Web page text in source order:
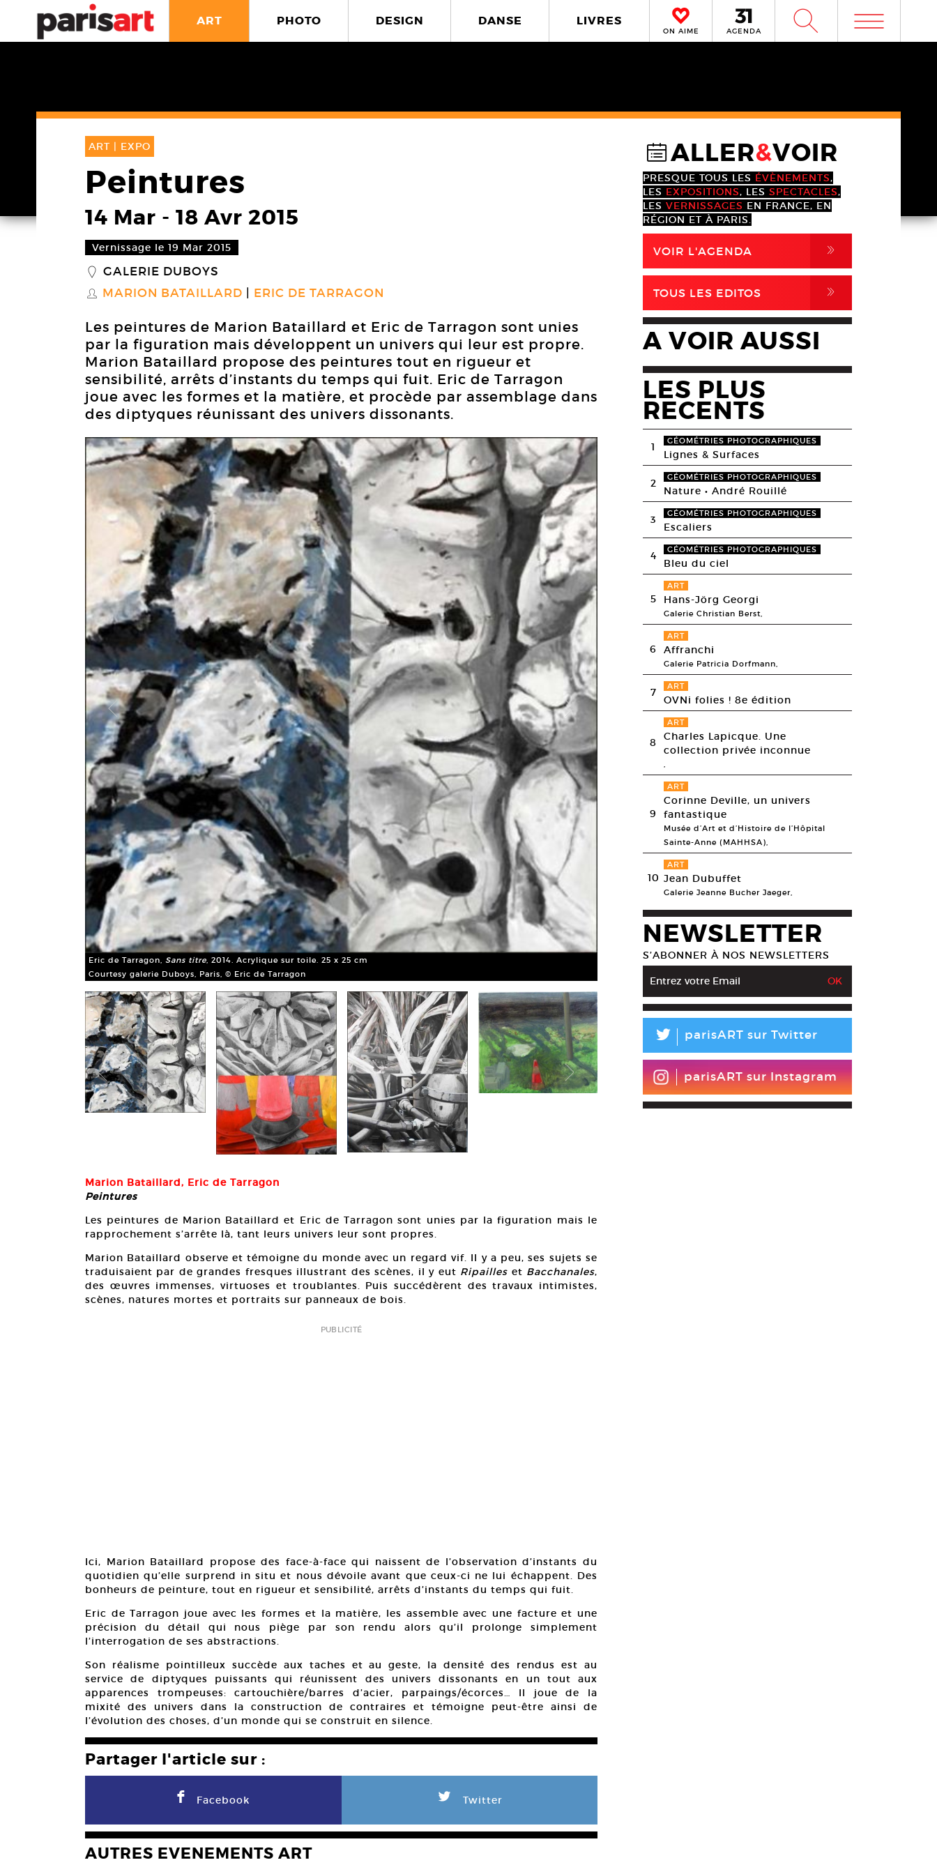
ART PHOTO DESIGN DANSE LIVRES
ON AIME AGENDA W m
ART | EXPO
Peintures
14 Mar - 18 Avr 2015
Vernissage le 19 Mar 2015
_ GALERIE DUBOYS
S MARION BATAILLARD ERIC DE TARRAGON
Les peintures de Marion Bataillard et Eric de Tarragon sont unies
par la figuration mais développent un univers qui leur est propre.
Marion Bataillard propose des peintures tout en rigueur et
sensibilité, arrêts d’instants du temps qui fuit. Eric de Tarragon
joue avec les formes et la matière, et procède par assemblage dans
des diptyques réunissant des univers dissonants.
Eric de Tarragon, Sans titre , 2014. Acrylique sur toile. 25 x 25 cm
Courtesy galerie Duboys, Paris, © Eric de Tarragon
Marion Bataillard, Eric de Tarragon
Peintures
Les peintures de Marion Bataillard et Eric de Tarragon sont unies par la figuration mais le
rapprochement s’arrête là, tant leurs univers leur sont propres.
Marion Bataillard observe et témoigne du monde avec un regard vif. Il y a peu, ses sujets se
traduisaient par de grandes fresques illustrant des scènes, il y eut Ripailles et Bacchanales,
des œuvres immenses, virtuoses et troublantes. Puis succédèrent des travaux intimistes,
scènes, natures mortes et portraits sur panneaux de bois.
PUBLICITÉ
Ici, Marion Bataillard propose des face-à-face qui naissent de l’observation d’instants du
quotidien qu’elle surprend in situ et nous dévoile avant que ceux-ci ne lui échappent. Des
bonheurs de peinture, tout en rigueur et sensibilité, arrêts d’instants du temps qui fuit.
Eric de Tarragon joue avec les formes et la matière, les assemble avec une facture et une
précision du détail qui nous piège par son rendu alors qu’il prolonge simplement
l’interrogation de ses abstractions.
Son réalisme pointilleux succède aux taches et au geste, la densité des rendus est au
service de diptyques puissants qui réunissent des univers dissonants en un tout aux
apparences trompeuses: cartouchière/barres d’acier, parpaings/écorces… Il joue de la
mixité des univers dans la construction de contraires et témoigne peut-être ainsi de
l’évolution des choses, d’un monde qui se construit en silence.
Partager l'article sur :
F Facebook L Twitter
AUTRES EVENEMENTS ART
@ALLER&VOIR
PRESQUE TOUS LES ÉVÈNEMENTS,
LES EXPOSITIONS, LES SPECTACLES,
LES VERNISSAGES EN FRANCE, EN
RÉGION ET À PARIS.
VOIR L'AGENDA ,
TOUS LES EDITOS ,
A VOIR AUSSI
LES PLUS
RECENTS
1 GÉOMÉTRIES PHOTOGRAPHIQUES
Lignes & Surfaces
2 GÉOMÉTRIES PHOTOGRAPHIQUES
Nature • André Rouillé
3 GÉOMÉTRIES PHOTOGRAPHIQUES
Escaliers
4 GÉOMÉTRIES PHOTOGRAPHIQUES
Bleu du ciel
5
ART
Hans-Jörg Georgi
Galerie Christian Berst,
6
ART
Affranchi
Galerie Patricia Dorfmann,
7 ART
OVNi folies ! 8e édition
8
ART
Charles Lapicque. Une
collection privée inconnue
,
9
ART
Corinne Deville, un univers
fantastique
Musée d’Art et d’Histoire de l’Hôpital
Sainte-Anne (MAHHSA),
10
ART
Jean Dubuffet
Galerie Jeanne Bucher Jaeger,
NEWSLETTER
S’ABONNER À NOS NEWSLETTERS
L parisART sur Twitter
parisART sur Instagram